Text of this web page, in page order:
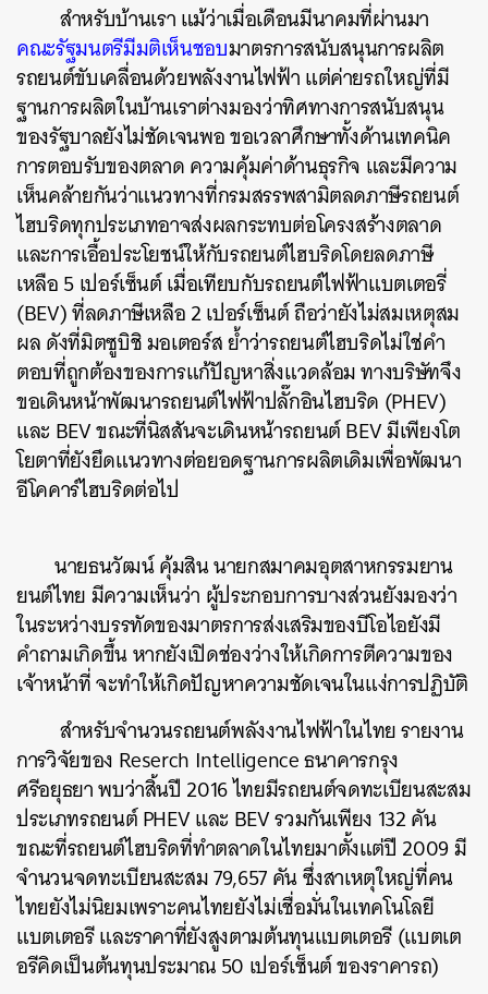
​ สำหรับบ้านเรา แม้ว่าเมื่อเดือนมีนาคมที่ผ่านมา
คณะรัฐมนตรีมีมติเห็นชอบมาตรการสนับสนุนการผลิต
รถยนต์ขับเคลื่อนด้วยพลังงานไฟฟ้า แต่ค่ายรถใหญ่ที่มี
ฐานการผลิตในบ้านเราต่างมองว่าทิศทางการสนับสนุน
ของรัฐบาลยังไม่ชัดเจนพอ ขอเวลาศึกษาทั้งด้านเทคนิค
การตอบรับของตลาด ความคุ้มค่าด้านธุรกิจ และมีความ
เห็นคล้ายกันว่าแนวทางที่กรมสรรพสามิตลดภาษีรถยนต์
ไฮบริดทุกประเภทอาจส่งผลกระทบต่อโครงสร้างตลาด
และการเอื้อประโยชน์ให้กับรถยนต์ไฮบริดโดยลดภาษี
เหลือ 5 เปอร์เซ็นต์ เมื่อเทียบกับรถยนต์ไฟฟ้าแบตเตอรี่
(BEV) ที่ลดภาษีเหลือ 2 เปอร์เซ็นต์ ถือว่ายังไม่สมเหตุสม
ผล ดังที่มิตซูบิชิ มอเตอร์ส ย้ำว่ารถยนต์ไฮบริดไม่ใช่คำ
ตอบที่ถูกต้องของการแก้ปัญหาสิ่งแวดล้อม ทางบริษัทจึง
ขอเดินหน้าพัฒนารถยนต์ไฟฟ้าปลั๊กอินไฮบริด (PHEV)
และ BEV ขณะที่นิสสันจะเดินหน้ารถยนต์ BEV มีเพียงโต
โยตาที่ยังยึดแนวทางต่อยอดฐานการผลิตเดิมเพื่อพัฒนา
อีโคคาร์ไฮบริดต่อไป
นายธนวัฒน์ คุ้มสิน นายกสมาคมอุตสาหกรรมยาน
ยนต์ไทย มีความเห็นว่า ผู้ประกอบการบางส่วนยังมองว่า
ในระหว่างบรรทัดของมาตรการส่งเสริมของบีโอไอยังมี
คำถามเกิดขึ้น หากยังเปิดช่องว่างให้เกิดการตีความของ
เจ้าหน้าที่ จะทำให้เกิดปัญหาความชัดเจนในแง่การปฏิบัติ
​ สำหรับจำนวนรถยนต์พลังงานไฟฟ้าในไทย รายงาน
การวิจัยของ Reserch Intelligence ธนาคารกรุง
ศรีอยุธยา พบว่าสิ้นปี 2016 ไทยมีรถยนต์จดทะเบียนสะสม
ประเภทรถยนต์ PHEV และ BEV รวมกันเพียง 132 คัน
ขณะที่รถยนต์ไฮบริดที่ทำตลาดในไทยมาตั้งแต่ปี 2009 มี
จำนวนจดทะเบียนสะสม 79,657 คัน ซึ่งสาเหตุใหญ่ที่คน
ไทยยังไม่นิยมเพราะคนไทยยังไม่เชื่อมั่นในเทคโนโลยี
แบตเตอรี และราคาที่ยังสูงตามต้นทุนแบตเตอรี (แบตเต
อรีคิดเป็นต้นทุนประมาณ 50 เปอร์เซ็นต์ ของราคารถ)